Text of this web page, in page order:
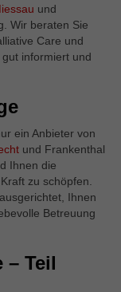
und
Wir beraten Sie
Care und
informiert und
ein Anbieter von
und Frankenthal
Ihnen die
zu schöpfen.
Ihnen
Betreuung
– Teil